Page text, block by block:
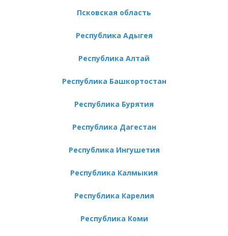
Псковская область
Республика Адыгея
Республика Алтай
Республика Башкортостан
Республика Бурятия
Республика Дагестан
Республика Ингушетия
Республика Калмыкия
Республика Карелия
Республика Коми